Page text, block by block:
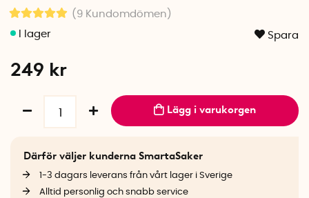
(9 Kundomdömen )
Spara
249 kr
Lägg i varukorgen
Därför väljer kunderna SmartaSaker
1-3 dagars leverans från vårt lager i Sverige
Alltid personlig och snabb service